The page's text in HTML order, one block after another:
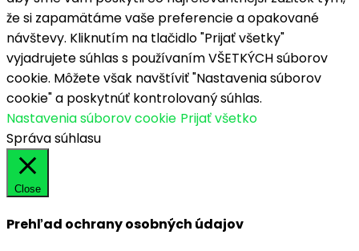
že si zapamätáme vaše preferencie a opakované
návštevy. Kliknutím na tlačidlo "Prijať všetky"
vyjadrujete súhlas s používaním VŠETKÝCH súborov
cookie. Môžete však navštíviť "Nastavenia súborov
cookie" a poskytnúť kontrolovaný súhlas.
Nastavenia súborov cookie Prijať všetko
Správa súhlasu
Close
Prehľad ochrany osobných údajov